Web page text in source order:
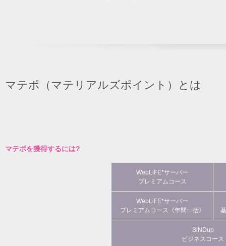
マテポ（マテリアルズポイント）とは
マテポを獲得するには?
WebLiFE*サーバー
プレミアムコース
WebLiFE*サーバー
プレミアムコース《年間一括》
BiNDup
ビジネスコース